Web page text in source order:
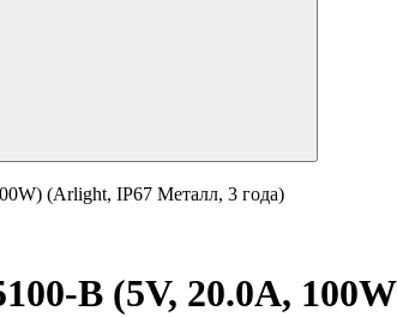
(Arlight, IP67 Металл, 3 года)
B (5V, 20.0A,